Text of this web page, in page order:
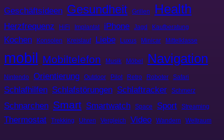
Geschäftsideen Gesundheit Grillen Health
Herzfrequenz HiFi Implantat iPhone Jagd Kaufberatung
Kochen Konsolen Kreislauf Liebe Luxus Minicar Mittelklasse
mobil Mobiltelefon Musik Möbel Navigation
Nintendo Orientierung Outdoor Pilot Retro Roboter Safari
Schlafhilfen Schlafstörungen Schlaftracker Schmerz
Schnarchen Smart Smartwatch Space Sport Streaming
Thermostat Trekking Uhren Vergleich Video Wandern Weltraum